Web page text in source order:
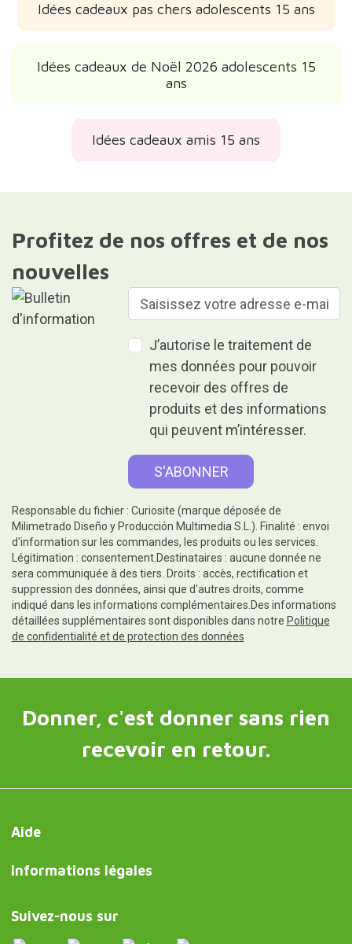
Idées cadeaux pas chers adolescents 15 ans
Idées cadeaux de Noël 2026 adolescents 15
ans
Idées cadeaux amis 15 ans
Profitez de nos offres et de nos
nouvelles
J’autorise le traitement de
mes données pour pouvoir
recevoir des offres de
produits et des informations
qui peuvent m’intéresser.
Responsable du fichier : Curiosite (marque déposée de
Milimetrado Diseño y Producción Multimedia S.L.). Finalité : envoi
d'information sur les commandes, les produits ou les services.
Légitimation : consentement.Destinataires : aucune donnée ne
sera communiquée à des tiers. Droits : accès, rectification et
suppression des données, ainsi que d'autres droits, comme
indiqué dans les informations complémentaires.Des informations
détaillées supplémentaires sont disponibles dans notre Politique
de confidentialité et de protection des données
Donner, c'est donner sans rien
recevoir en retour.
Aide
Informations légales
Suivez-nous sur